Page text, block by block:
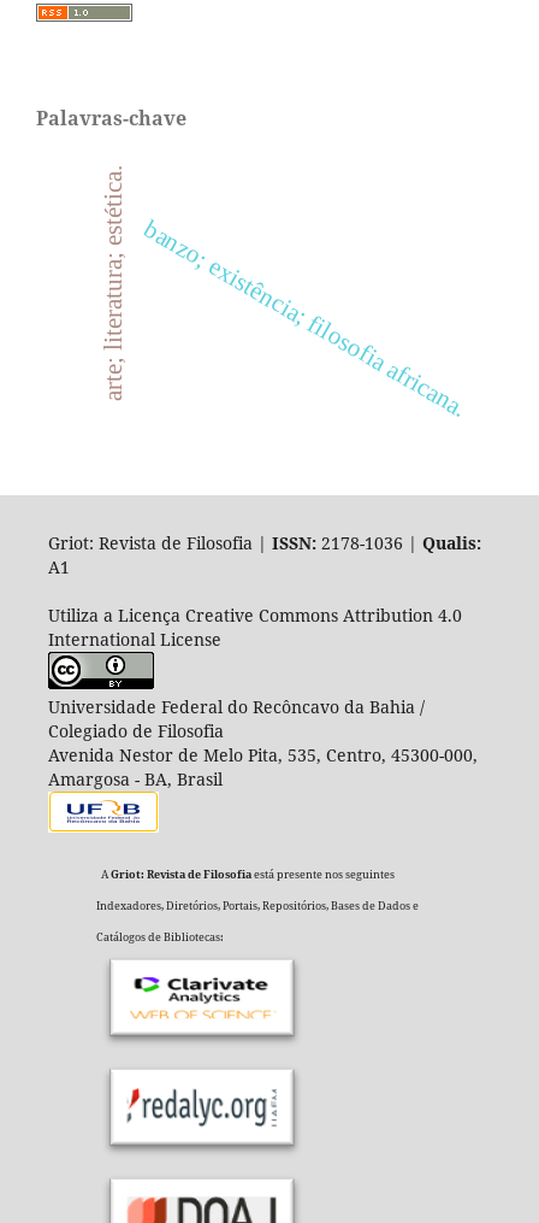
Palavras-chave
banzo; existência; filosofia africana.
arte; literatura; estética.
Griot: Revista de Filosofia | ISSN:2178-1036 | Qualis:
A1
Utiliza a Licença Creative Commons Attribution 4.0
International License
Universidade Federal do Recôncavo da Bahia /
Colegiado de Filosofia
Avenida Nestor de Melo Pita, 535, Centro, 45300-000,
Amargosa - BA, Brasil
AGriot: Revista de Filosofiaestá presente nos seguintes
Indexadores, Diretórios, Portais, Repositórios, Bases de Dados e
Catálogos de Bibliotecas: